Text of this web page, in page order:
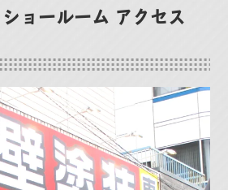
ョールーム アクセス